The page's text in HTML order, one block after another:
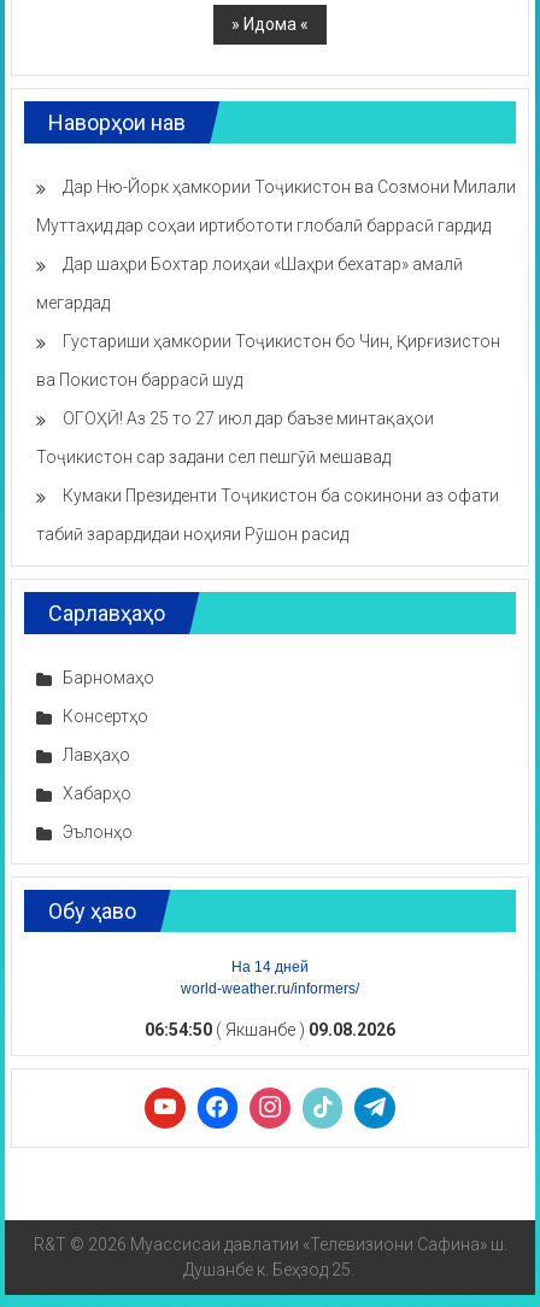
Наворҳои нав
Дар Ню-Йорк ҳамкории Тоҷикистон ва Созмони Милали
Муттаҳид дар соҳаи иртибототи глобалӣ баррасӣ гардид
Дар шаҳри Бохтар лоиҳаи «Шаҳри бехатар» амалӣ
мегардад
Густариши ҳамкории Тоҷикистон бо Чин, Қирғизистон
ва Покистон баррасӣ шуд
ОГОҲӢ! Аз 25 то 27 июл дар баъзе минтақаҳои
Тоҷикистон сар задани сел пешгӯӣ мешавад
Кумаки Президенти Тоҷикистон ба сокинони аз офати
табиӣ зарардидаи ноҳияи Рӯшон расид
Сарлавҳаҳо
Барномаҳо
Консертҳо
Лавҳаҳо
Хабарҳо
Эълонҳо
Обу ҳаво
На 14 дней
world-weather.ru/informers/
06:54:51 ( Якшанбе ) 09.08.2026
R&T © 2026 Муассисаи давлатии «Телевизиони Сафина» ш.
Душанбе к. Беҳзод 25.